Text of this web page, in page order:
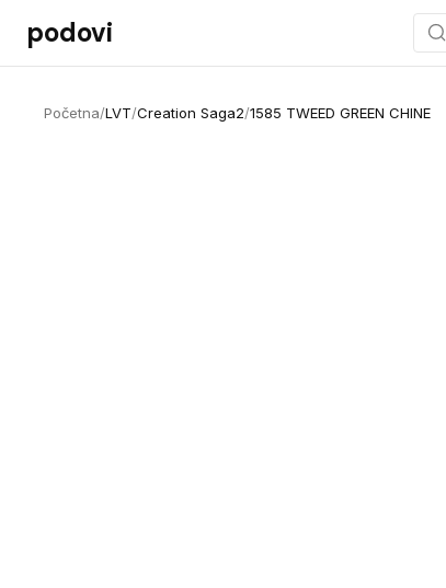
Preskoči na sadržaj
podovi
Početna/LVT/Creation Saga2/1585 TWEED GREEN CHINE